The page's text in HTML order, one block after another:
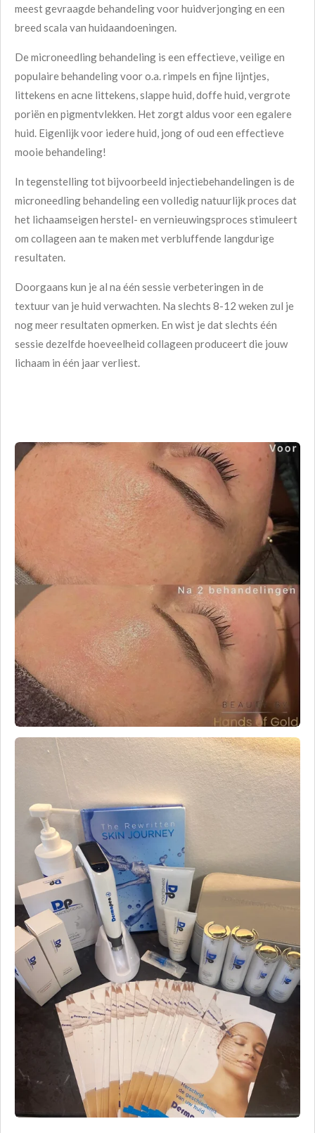
meest gevraagde behandeling voor huidverjonging en een
breed scala van huidaandoeningen.
De microneedling behandeling is een effectieve, veilige en
populaire behandeling voor o.a. rimpels en fijne lijntjes,
littekens en acne littekens, slappe huid, doffe huid, vergrote
poriën en pigmentvlekken. Het zorgt aldus voor een egalere
huid. Eigenlijk voor iedere huid, jong of oud een effectieve
mooie behandeling!
In tegenstelling tot bijvoorbeeld injectiebehandelingen is de
microneedling behandeling een volledig natuurlijk proces dat
het lichaamseigen herstel- en vernieuwingsproces stimuleert
om collageen aan te maken met verbluffende langdurige
resultaten.
Doorgaans kun je al na één sessie verbeteringen in de
textuur van je huid verwachten. Na slechts 8-12 weken zul je
nog meer resultaten opmerken. En wist je dat slechts één
sessie dezelfde hoeveelheid collageen produceert die jouw
lichaam in één jaar verliest.